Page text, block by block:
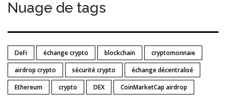
Nuage de tags
DeFi échange crypto blockchain
cryptomonnaie
airdrop crypto
sécurité crypto
échange décentralisé
Ethereum
crypto DEX
CoinMarketCap airdrop